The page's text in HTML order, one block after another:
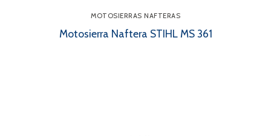
MOTOSIERRAS NAFTERAS
Motosierra Naftera STIHL MS 361